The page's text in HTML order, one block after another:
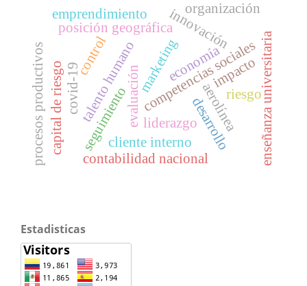
control
evaluación
seguimiento
competencias sociales
innovación
posición geográfica
desarrollo
contabilidad nacional
marketing enseñanza universitaria
aerolínea
covid-19 economíaimpacto
riesgo
emprendimiento
liderazgo
capital de riesgo talento humano
organización
procesos productivos cliente interno
Estadisticas